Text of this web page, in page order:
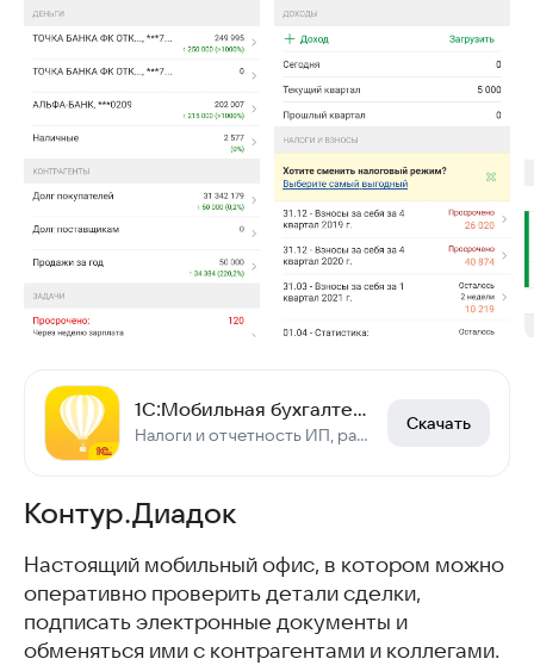
1С:Мобильная бухгалтерия
Налоги и отчетность ИП, расчёт и оплата, УСН или Патент; Самозанятый — чеки
Скачать
Контур.Диадок
Настоящий мобильный офис, в котором можно
оперативно проверить детали сделки,
подписать электронные документы и
обменяться ими с контрагентами и коллегами.